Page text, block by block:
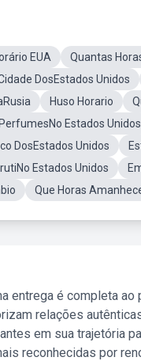
EUA Quantas
DosEstados Unidos
Huso Horario
PerfumesNo Estados Unidos
DosEstados Unidos
Estados Unidos
Que Horas
entrega é completa
relações
em sua trajetória
reconhecidas por